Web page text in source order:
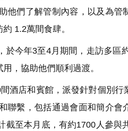
他們了解管制內容，以及為管
1.2萬間食肆。
今年3至4月期間，走訪多區
，協助他們順利過渡。
酒店和賓館，派發針對個別行
聯繫，包括通過會面和簡介會
至本月底，有約1700人參與